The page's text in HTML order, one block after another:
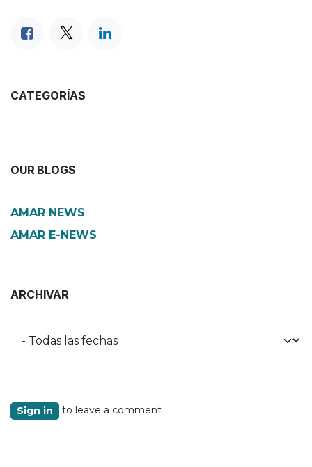
CATEGORÍAS
OUR BLOGS
AMAR NEWS
AMAR E-NEWS
ARCHIVAR
Sign in to leave a comment